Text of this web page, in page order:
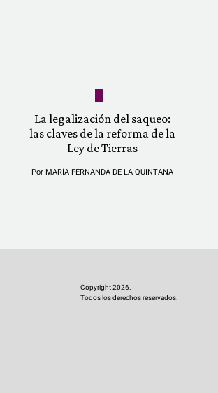
La legalización del saqueo:
las claves de la reforma de la
Ley de Tierras
Por MARÍA FERNANDA DE LA QUINTANA
Copyright 2026.
Todos los derechos reservados.